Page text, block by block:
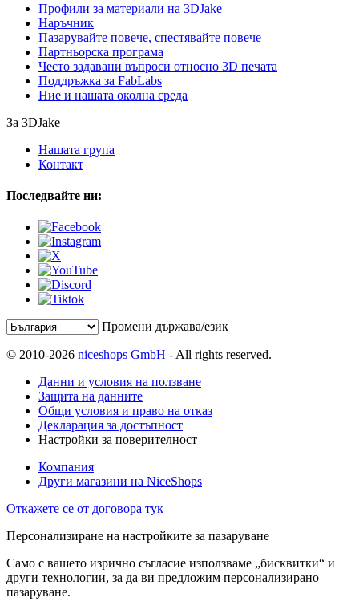
Профили за материали на 3DJake
Наръчник
Пазарувайте повече, спестявайте повече
Партньорска програма
Често задавани въпроси относно 3D печата
Поддръжка за FabLabs
Ние и нашата околна среда
За 3DJake
Нашата група
Контакт
Последвайте ни:
Промени държава/език
© 2010-2026 niceshops GmbH - All rights reserved.
Данни и условия на ползване
Защита на данните
Общи условия и право на отказ
Декларация за достъпност
Настройки за поверителност
Компания
Други магазини на NiceShops
Откажете се от договора тук
Персонализиране на настройките за пазаруване
Само с вашето изрично съгласие използваме „бисквитки“ и
други технологии, за да ви предложим персонализирано
пазаруване.